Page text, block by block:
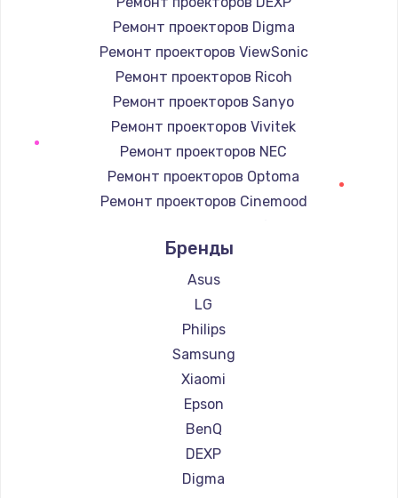
Заказать
Заказать
Ремонт проекторов Digma
Ремонт проекторов ViewSonic
Ремонт проекторов Ricoh
Ремонт проекторов Sanyo
Ремонт проекторов Vivitek
Ремонт проекторов NEC
Ремонт проекторов Optoma
Ремонт проекторов Cinemood
Ремонт проекторов Barco
Ремонт проекторов Xgimi
Ремонт проекторов Canon
Ремонт проекторов JVC
Ремонт проекторов Casio
Ремонт проекторов Hiper
Ремонт проекторов HITACHI
Ремонт проекторов Panasonic
Ремонт проекторов Hisense
Бренды
Asus
LG
Philips
Samsung
Xiaomi
Epson
BenQ
DEXP
Digma